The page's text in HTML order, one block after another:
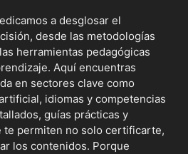
a desglosar el
desde las metodologías
herramientas pedagógicas
Aquí encuentras
en sectores clave como
idiomas y competencias
guías prácticas y
te permiten no solo certificarte,
los contenidos. Porque